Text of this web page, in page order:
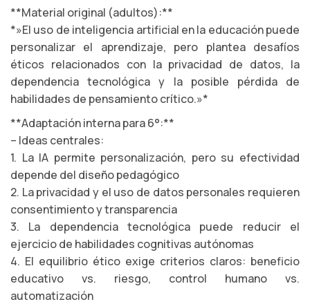
**Material original (adultos):**
*»El uso de inteligencia artificial en la educación puede
personalizar el aprendizaje, pero plantea desafíos
éticos relacionados con la privacidad de datos, la
dependencia tecnológica y la posible pérdida de
habilidades de pensamiento crítico.»*
**Adaptación interna para 6°:**
– Ideas centrales:
1. La IA permite personalización, pero su efectividad
depende del diseño pedagógico
2. La privacidad y el uso de datos personales requieren
consentimiento y transparencia
3. La dependencia tecnológica puede reducir el
ejercicio de habilidades cognitivas autónomas
4. El equilibrio ético exige criterios claros: beneficio
educativo vs. riesgo, control humano vs.
automatización